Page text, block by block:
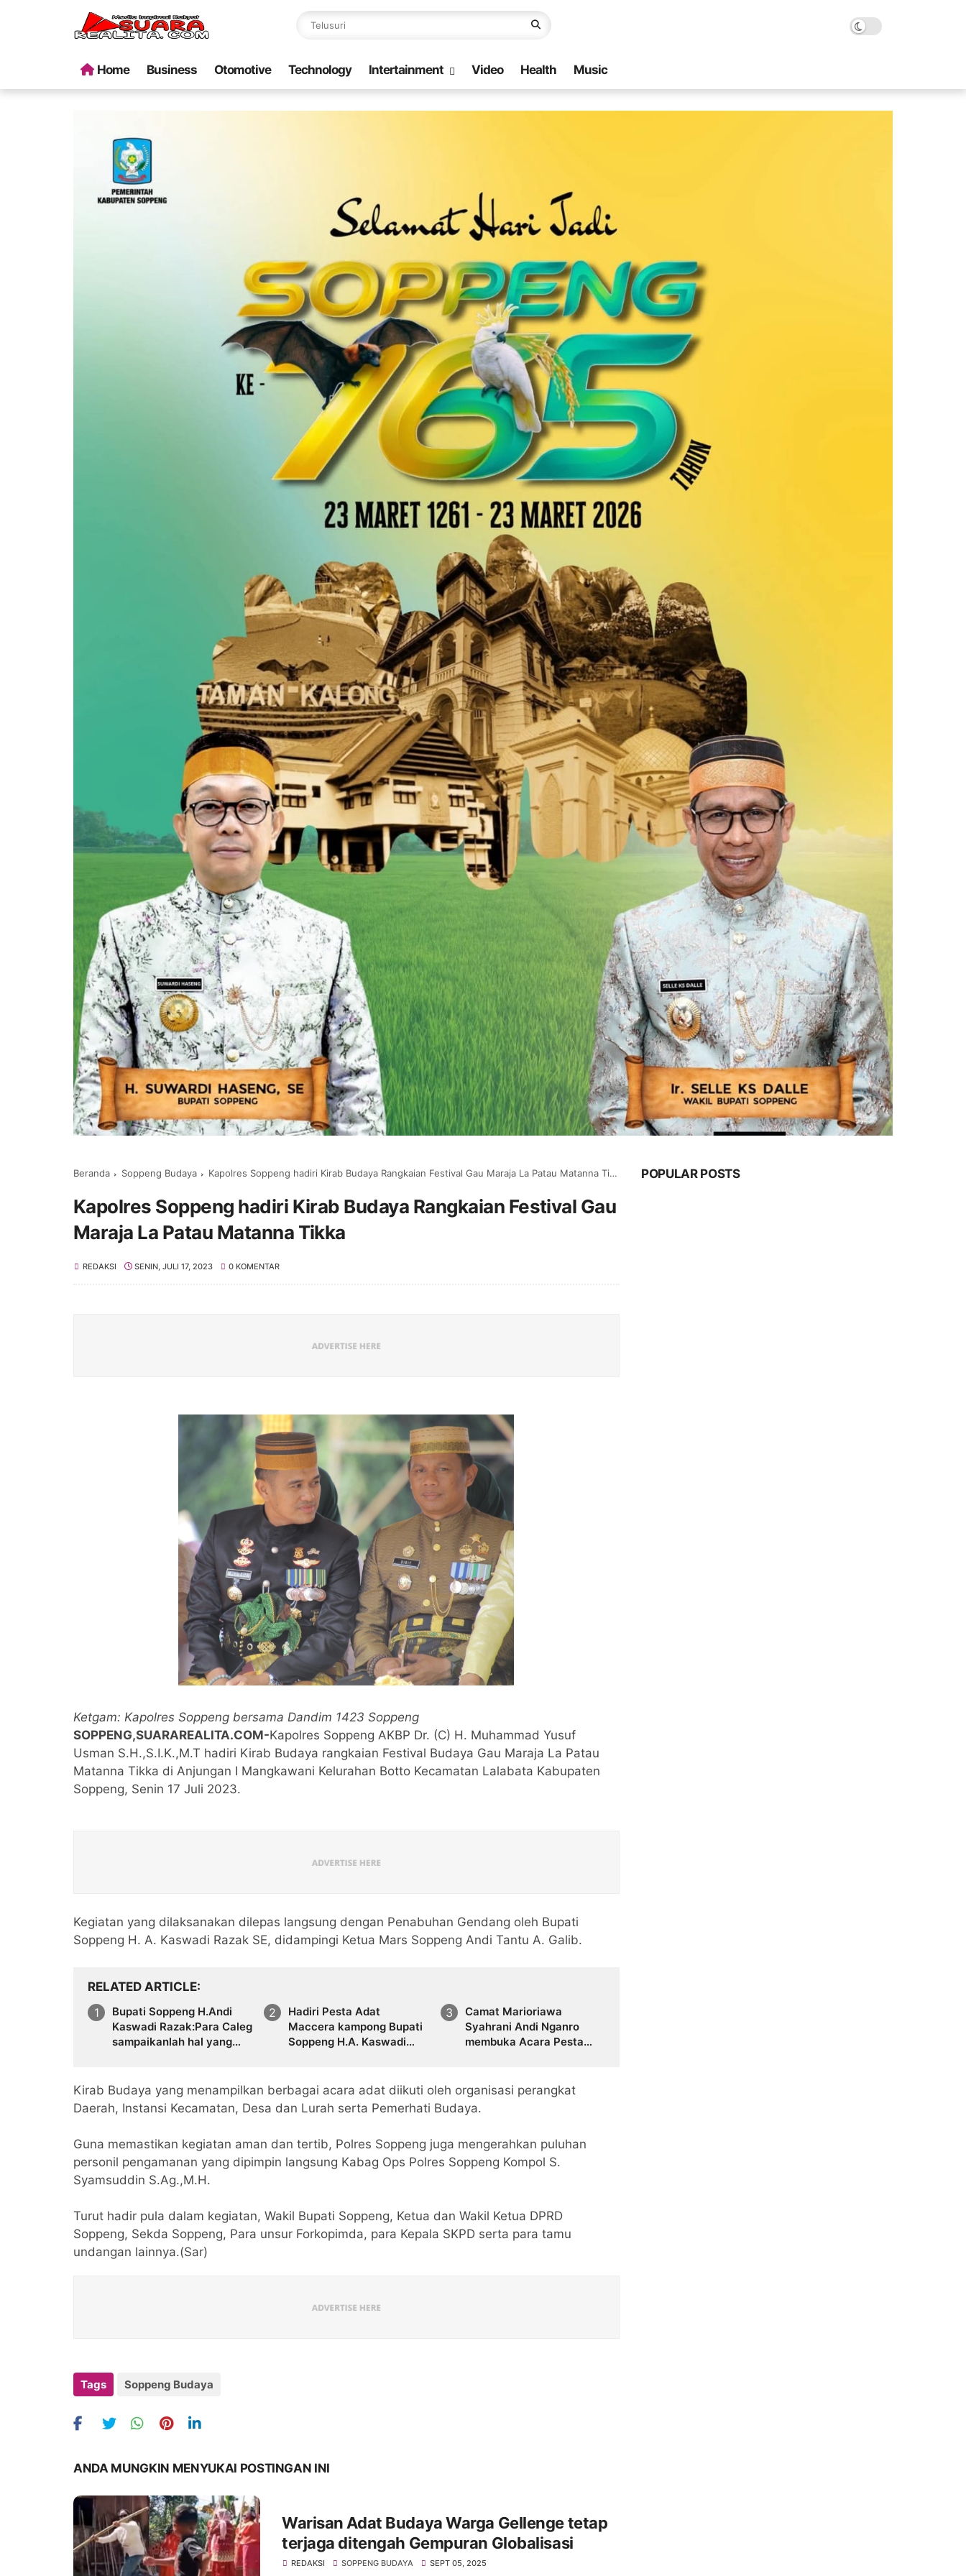
Home Business Otomotive Technology Intertainment Video Health Music
Beranda Soppeng Budaya Kapolres Soppeng hadiri Kirab Budaya Rangkaian Festival Gau Maraja La Patau Matanna Tikka
Kapolres Soppeng hadiri Kirab Budaya Rangkaian Festival Gau
Maraja La Patau Matanna Tikka
REDAKSI SENIN, JULI 17, 2023 0 KOMENTAR
Ketgam: Kapolres Soppeng bersama Dandim 1423 Soppeng
SOPPENG,SUARAREALITA.COM-Kapolres Soppeng AKBP Dr. (C) H. Muhammad Yusuf
Usman S.H.,S.I.K.,M.T hadiri Kirab Budaya rangkaian Festival Budaya Gau Maraja La Patau
Matanna Tikka di Anjungan I Mangkawani Kelurahan Botto Kecamatan Lalabata Kabupaten
Soppeng, Senin 17 Juli 2023.
Kegiatan yang dilaksanakan dilepas langsung dengan Penabuhan Gendang oleh Bupati
Soppeng H. A. Kaswadi Razak SE, didampingi Ketua Mars Soppeng Andi Tantu A. Galib.
RELATED ARTICLE
Bupati Soppeng H.Andi
Kaswadi Razak:Para Caleg
sampaikanlah hal yang
Hadiri Pesta Adat
Maccera kampong Bupati
Soppeng H.A. Kaswadi
Camat Marioriawa
Syahrani Andi Nganro
membuka Acara Pesta
Kirab Budaya yang menampilkan berbagai acara adat diikuti oleh organisasi perangkat
Daerah, Instansi Kecamatan, Desa dan Lurah serta Pemerhati Budaya.
Guna memastikan kegiatan aman dan tertib, Polres Soppeng juga mengerahkan puluhan
personil pengamanan yang dipimpin langsung Kabag Ops Polres Soppeng Kompol S.
Syamsuddin S.Ag.,M.H.
Turut hadir pula dalam kegiatan, Wakil Bupati Soppeng, Ketua dan Wakil Ketua DPRD
Soppeng, Sekda Soppeng, Para unsur Forkopimda, para Kepala SKPD serta para tamu
undangan lainnya.(Sar)
Tags Soppeng Budaya
ANDA MUNGKIN MENYUKAI POSTINGAN INI
Warisan Adat Budaya Warga Gellenge tetap
terjaga ditengah Gempuran Globalisasi
REDAKSI SOPPENG BUDAYA SEPT 05, 2025
POPULAR POSTS